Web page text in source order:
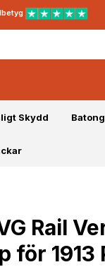
Skydd
Rail
för